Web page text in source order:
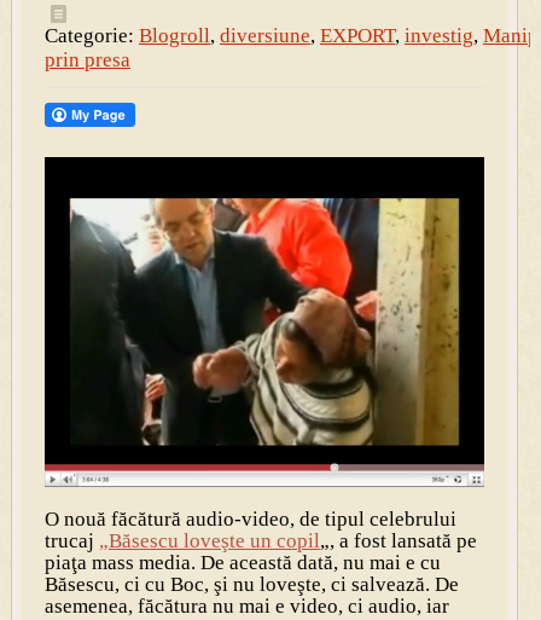
Categorie: Blogroll, diversiune, EXPORT, investig,
prin presa
O nouă făcătură audio-video, de tipul celebrului
trucaj „Băsescu loveşte un copil„, a fost lansată pe
piaţa mass media. De această dată, nu mai e cu
Băsescu, ci cu Boc, şi nu loveşte, ci salvează. De
asemenea, făcătura nu mai e video, ci audio, iar